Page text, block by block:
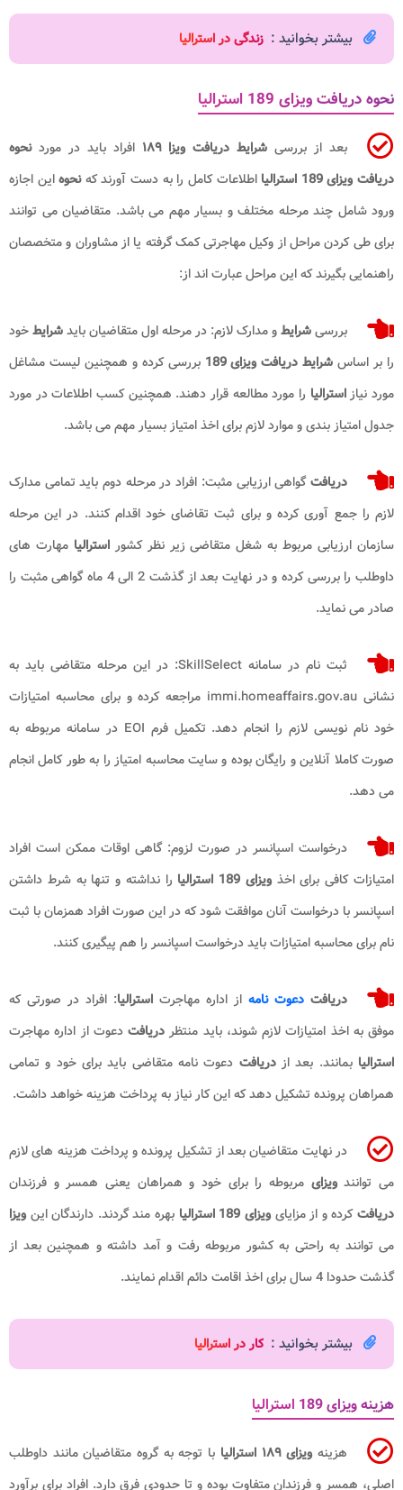
بیشتر بخوانید : زندگی در استرالیا
نحوه دریافت ویزای 189 استرالیا
بعد از بررسی شرایط دریافت ویزا ۱۸۹ افراد باید در مورد نحوه
دریافت ویزای 189 استرالیا
اطلاعات کامل را به دست آورند کهنحوهاین اجازه
ورود شامل چند مرحله مختلف و بسیار مهم می باشد. متقاضیان می توانند
برای طی کردن مراحل از وکیل مهاجرتی کمک گرفته یا از مشاوران و متخصصان
راهنمایی بگیرند که این مراحل عبارت اند از:
بررسیشرایطو مدارک لازم: در مرحله اول متقاضیان بایدشرایطخود
را بر اساسشرایط دریافت ویزای 189
بررسی کرده و همچنین لیست مشاغل
مورد نیازاسترالیا را مورد مطالعه قرار دهند. همچنین کسب اطلاعات در مورد
جدول امتیاز بندی و موارد لازم برای اخذ امتیاز بسیار مهم می باشد.
دریافتگواهی ارزیابی مثبت: افراد در مرحله دوم باید تمامی مدارک
لازم را جمع آوری کرده و برای ثبت تقاضای خود اقدام کنند. در این مرحله
سازمان ارزیابی مربوط به شغل متقاضی زیر نظر کشور استرالیا مهارت های
داوطلب را بررسی کرده و در نهایت بعد از گذشت 2 الی 4 ماه گواهی مثبت را
صادر می نماید.
ثبت نام در سامانه SkillSelect: در این مرحله متقاضی باید به
نشانی immi.homeaffairs.gov.au مراجعه کرده و برای محاسبه امتیازات
خود نام نویسی لازم را انجام دهد. تکمیل فرم EOI در سامانه مربوطه به
صورت کاملا آنلاین و رایگان بوده و سایت محاسبه امتیاز را به طور کامل انجام
می دهد.
درخواست اسپانسر در صورت لزوم: گاهی اوقات ممکن است افراد
امتیازات کافی برای اخذ ویزای 189 استرالیا
را نداشته و تنها به شرط داشتن
اسپانسر با درخواست آنان موافقت شود که در این صورت افراد همزمان با ثبت
نام برای محاسبه امتیازات باید درخواست اسپانسر را هم پیگیری کنند.
دریافت دعوت نامهاز اداره مهاجرت استرالیا: افراد در صورتی که
موفق به اخذ امتیازات لازم شوند، باید منتظردریافتدعوت از اداره مهاجرت
استرالیا بمانند. بعد از دریافت دعوت نامه متقاضی باید برای خود و تمامی
همراهان پرونده تشکیل دهد که این کار نیاز به پرداخت هزینه خواهد داشت.
در نهایت متقاضیان بعد از تشکیل پرونده و پرداخت هزینه های لازم
می توانند ویزای مربوطه را برای خود و همراهان یعنی همسر و فرزندان
دریافتکرده و از مزایایویزای 189 استرالیا بهره مند گردند. دارندگان اینویزا
می توانند به راحتی به کشور مربوطه رفت و آمد داشته و همچنین بعد از
گذشت حدودا 4 سال برای اخذ اقامت دائم اقدام نمایند.
بیشتر بخوانید : کار در استرالیا
هزینه ویزای 189 استرالیا
هزینهویزای ۱۸۹ استرالیا
با توجه به گروه متقاضیان مانند داوطلب
اصلی، همسر و فرزندان متفاوت بوده و تا حدودی فرق دارد. افراد برای برآورد